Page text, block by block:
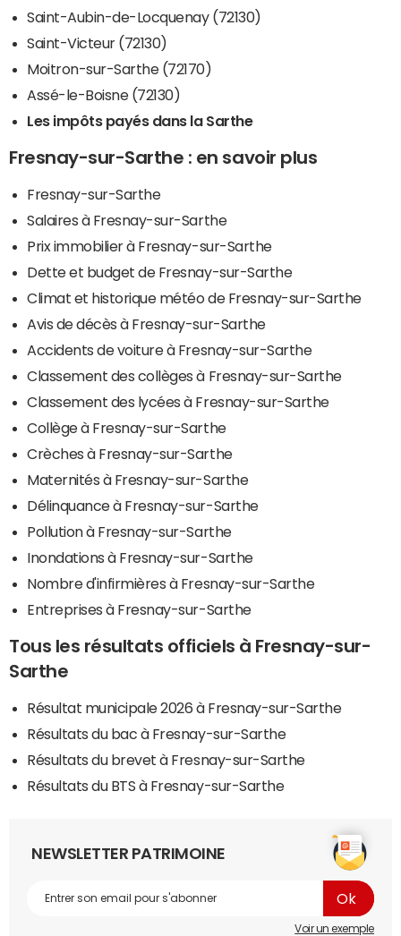
Saint-Aubin-de-Locquenay (72130)
Saint-Victeur (72130)
Moitron-sur-Sarthe (72170)
Assé-le-Boisne (72130)
Les impôts payés dans la Sarthe
Fresnay-sur-Sarthe : en savoir plus
Fresnay-sur-Sarthe
Salaires à Fresnay-sur-Sarthe
Prix immobilier à Fresnay-sur-Sarthe
Dette et budget de Fresnay-sur-Sarthe
Climat et historique météo de Fresnay-sur-Sarthe
Avis de décès à Fresnay-sur-Sarthe
Accidents de voiture à Fresnay-sur-Sarthe
Classement des collèges à Fresnay-sur-Sarthe
Classement des lycées à Fresnay-sur-Sarthe
Collège à Fresnay-sur-Sarthe
Crèches à Fresnay-sur-Sarthe
Maternités à Fresnay-sur-Sarthe
Délinquance à Fresnay-sur-Sarthe
Pollution à Fresnay-sur-Sarthe
Inondations à Fresnay-sur-Sarthe
Nombre d'infirmières à Fresnay-sur-Sarthe
Entreprises à Fresnay-sur-Sarthe
Tous les résultats officiels à Fresnay-sur-
Sarthe
Résultat municipale 2026 à Fresnay-sur-Sarthe
Résultats du bac à Fresnay-sur-Sarthe
Résultats du brevet à Fresnay-sur-Sarthe
Résultats du BTS à Fresnay-sur-Sarthe
NEWSLETTER PATRIMOINE
Voir un exemple